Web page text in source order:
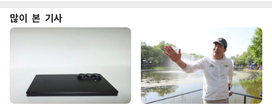
많이 본 기사